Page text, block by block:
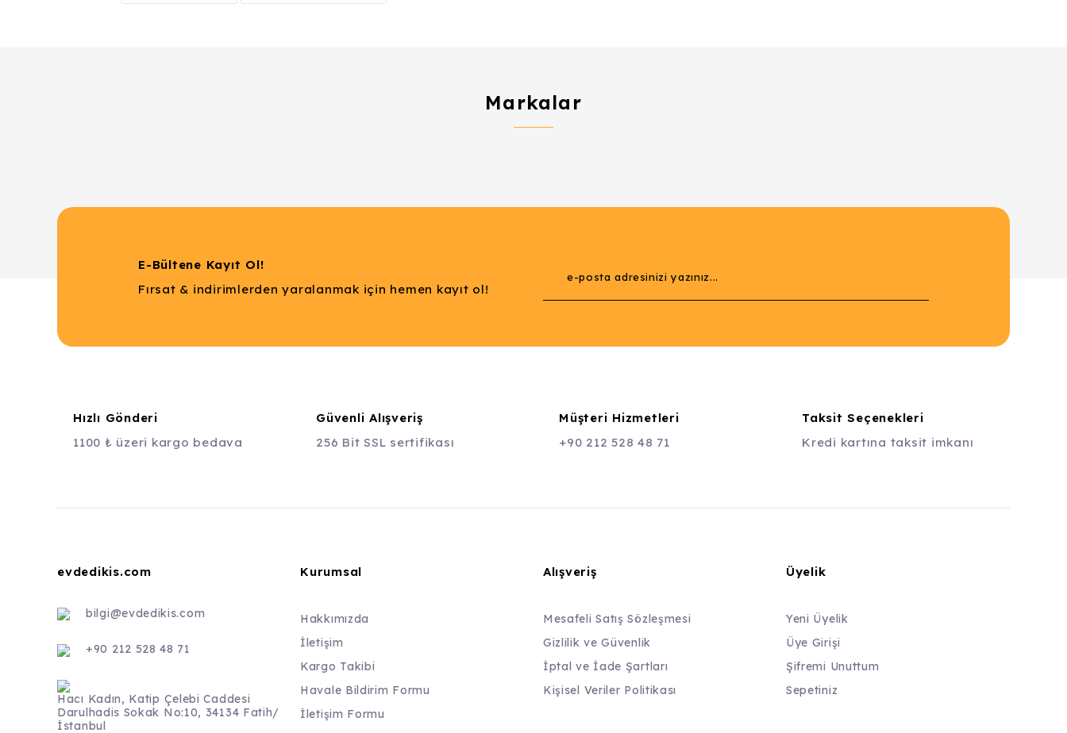
Ürün açıklamasında eksik bilgiler bulunuyor.
Gönder
Markalar
E-Bültene Kayıt Ol!
Fırsat & indirimlerden yaralanmak için hemen kayıt ol!
Hızlı Gönderi
1100 ₺ üzeri kargo bedava
Güvenli Alışveriş
256 Bit SSL sertifikası
Müşteri Hizmetleri
+90 212 528 48 71
Taksit Seçenekleri
Kredi kartına taksit imkanı
evdedikis.com
bilgi@evdedikis.com
+90 212 528 48 71
Hacı Kadın, Katip Çelebi Caddesi
Darulhadis Sokak No:10, 34134 Fatih/
İstanbul
Kurumsal
Hakkımızda
İletişim
Kargo Takibi
Havale Bildirim Formu
İletişim Formu
Alışveriş
Mesafeli Satış Sözleşmesi
Gizlilik ve Güvenlik
İptal ve İade Şartları
Kişisel Veriler Politikası
Üyelik
Yeni Üyelik
Üye Girişi
Şifremi Unuttum
Sepetiniz